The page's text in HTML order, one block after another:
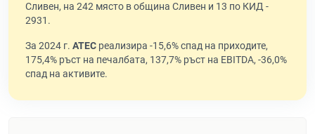
Сливен, на 242 място в община Сливен и 13 по КИД -
2931.
За 2024 г. АТЕС реализира -15,6% спад на приходите,
175,4% ръст на печалбата, 137,7% ръст на EBITDA, -36,0%
спад на активите.